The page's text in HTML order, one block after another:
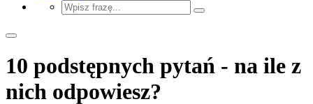
10 podstępnych pytań - na ile z
nich odpowiesz?